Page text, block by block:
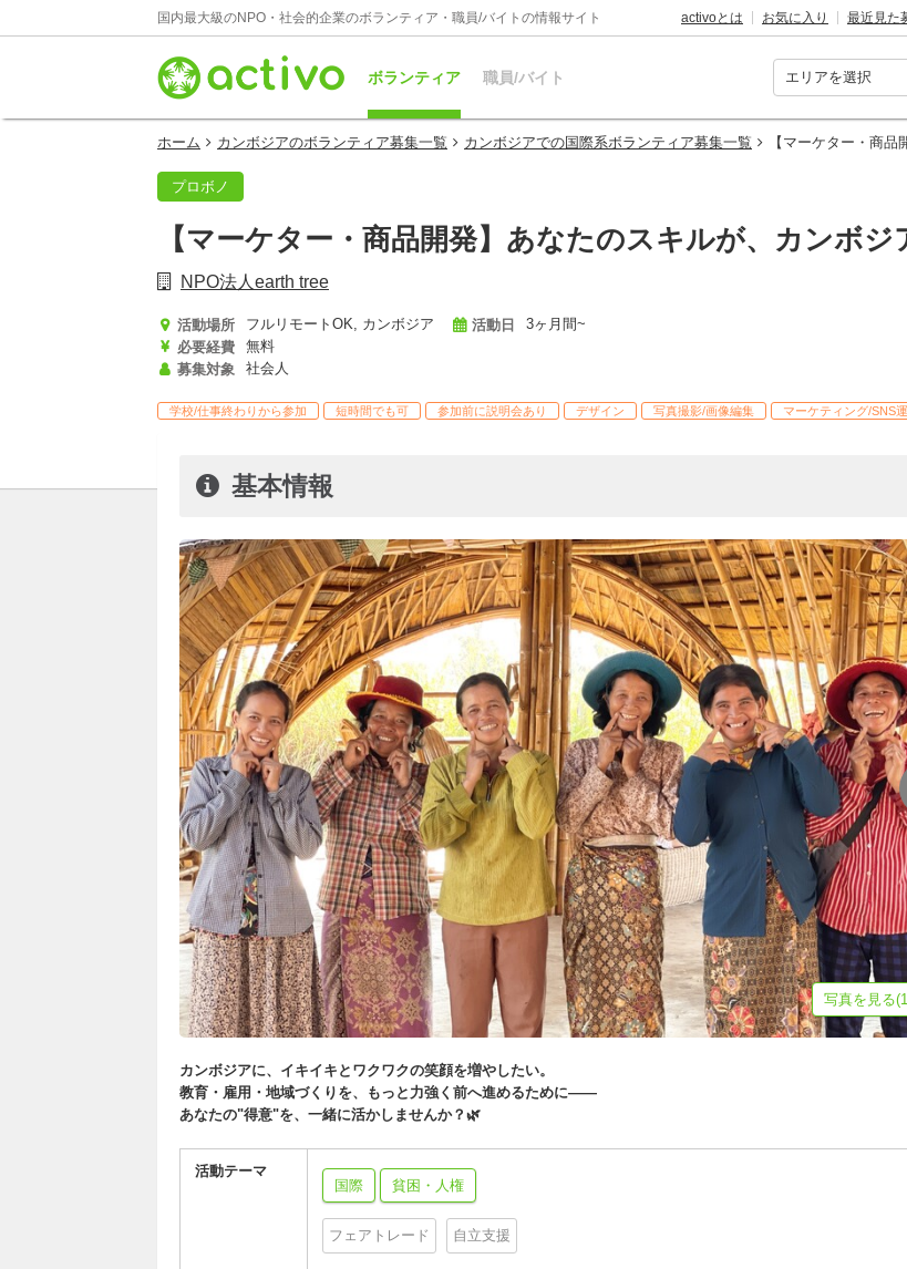
国内最大級のNPO・社会的企業のボランティア・職員/バイトの情報サイト activoとは お気に入り 最近見た
ボランティア 職員/バイト
ホーム カンボジアのボランティア募集一覧 カンボジアでの国際系ボランティア募集一覧 【マーケター・商
プロボノ
【マーケター・商品開発】あなたのスキルが、カンボ
NPO法人earth tree
活動場所
フルリモートOK, カンボジア
必要経費
無料
募集対象
社会人
活動日 3ヶ月間~
学校/仕事終わりから参加 短時間でも可 参加前に説明会あり デザイン 写真撮影/画像編集 マーケティング/SNS
基本情報
写真を見る
カンボジアに、イキイキとワクワクの笑顔を増やしたい。
教育・雇用・地域づくりを、もっと力強く前へ進めるために——
あなたの"得意"を、一緒に活かしませんか？🌿
活動テーマ
国際
貧困・人権
フェアトレード 自立支援